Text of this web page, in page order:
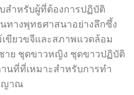
สำหรับผู้ที่ต้องการปฏิบัติ
ทางพุทธศาสนาอย่างลึกซึ้ง
ขียวขจีและสภาพแวดล้อม
าย ชุดขาวหญิง ชุดขาวปฏิบัติ
นที่ที่เหมาะสำหรับการทำ
ญาณ